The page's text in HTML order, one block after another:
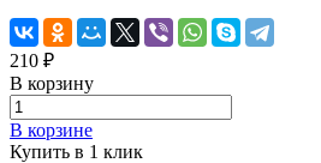
210 ₽
В корзину
В корзине
Купить в 1 клик